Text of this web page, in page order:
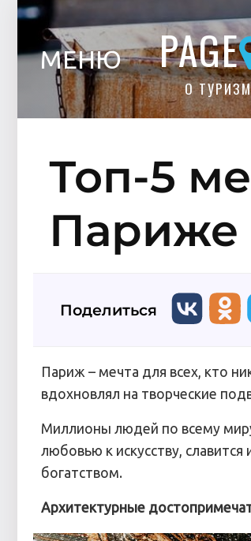
МЕНЮ PAGE
О
Топ-5
Париже
Поделиться
Париж – мечта для всех, кто
вдохновлял на творческие
Миллионы людей по всему
любовью к искусству,
богатством.
Архитектурные